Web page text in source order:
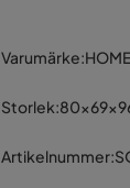
Varumärke:
Storlek:
Artikelnummer: